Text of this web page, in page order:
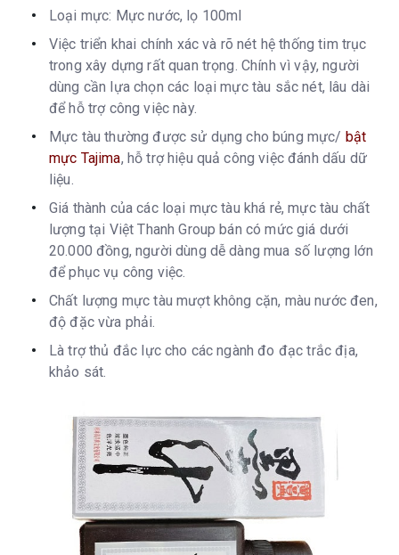
Loại mực: Mực nước, lọ 100ml
Việc triển khai chính xác và rõ nét hệ thống tim trục
trong xây dựng rất quan trọng. Chính vì vậy, người
dùng cần lựa chọn các loại mực tàu sắc nét, lâu dài
để hỗ trợ công việc này.
Mực tàu thường được sử dụng cho búng mực/ bật
mực Tajima, hỗ trợ hiệu quả công việc đánh dấu dữ
liệu.
Giá thành của các loại mực tàu khá rẻ, mực tàu chất
lượng tại Việt Thanh Group bán có mức giá dưới
20.000 đồng, người dùng dễ dàng mua số lượng lớn
để phục vụ công việc.
Chất lượng mực tàu mượt không cặn, màu nước đen,
độ đặc vừa phải.
Là trợ thủ đắc lực cho các ngành đo đạc trắc địa,
khảo sát.